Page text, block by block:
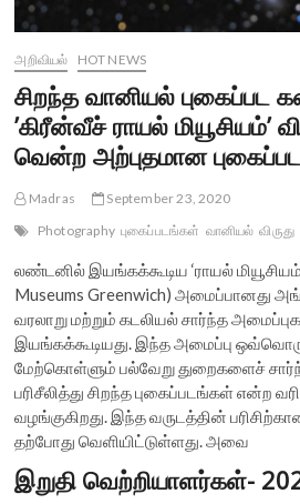
அறிவியல் HOT NEWS
சிறந்த வானியல்
’கிரீன்வீச் ராயல் மியூசியம்’
வென்ற அற்புதமான
Madras
September 23, 2020
Photography புகைப்படங்கள் வானியல் விருது
லண்டனில் இயங்கக்கூடிய ‘ராயல்
Museums Greenwich) அமைப்பானது
வரலாறு மற்றும் கடலியல் சார்ந்த
இயங்கக்கூடியது. இந்த அமைப்பு
மேற்கொள்ளும் பல்வேறு துறைகளைச்
பரிசீலித்து சிறந்த புகைப்படங்கள் என்ற
வழங்குகிறது. இந்த வருடத்தின்
தற்போது வெளியிட்டுள்ளது. அவை
இறுதி வெற்றியாளர்கள்-